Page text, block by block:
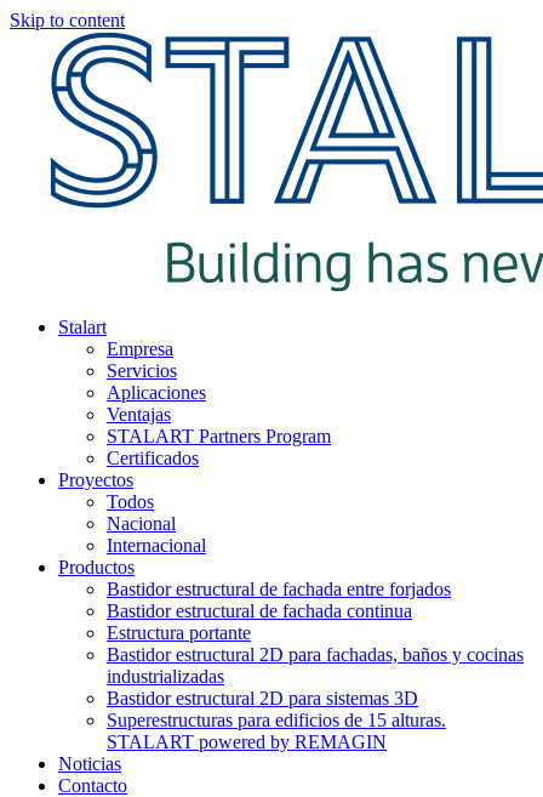
Skip to content
Stalart
Empresa
Servicios
Aplicaciones
Ventajas
STALART Partners Program
Certificados
Proyectos
Todos
Nacional
Internacional
Productos
Bastidor estructural de fachada entre forjados
Bastidor estructural de fachada continua
Estructura portante
Bastidor estructural 2D para fachadas, baños y cocinas
industrializadas
Bastidor estructural 2D para sistemas 3D
Superestructuras para edificios de 15 alturas.
STALART powered by REMAGIN
Noticias
Contacto